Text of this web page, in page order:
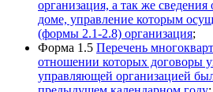
организация, а так же
доме, управление которым
(формы 2.1-2.8) организация;
Форма 1.5 Перечень
отношении которых договоры
управляющей организацией